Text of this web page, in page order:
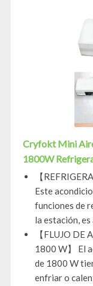
Cryfokt Mini
1800W
【
Este
funciones de
la estación, es
【FLUJO DE
1800 W】 El
de 1800 W
enfriar o